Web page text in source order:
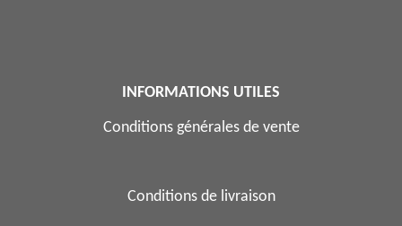
INFORMATIONS UTILES
Conditions générales de vente
Conditions de livraison